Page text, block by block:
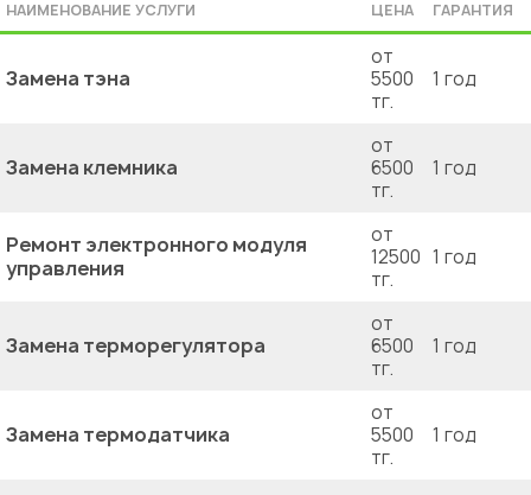
НАИМЕНОВАНИЕ УСЛУГИ ЦЕНА ГАРАНТИЯ
Замена тэна
от
5500
тг.
1 год
Замена клемника
от
6500
тг.
1 год
Ремонт электронного модуля
управления
от
12500
тг.
1 год
Замена терморегулятора
от
6500
тг.
1 год
Замена термодатчика
от
5500
тг.
1 год